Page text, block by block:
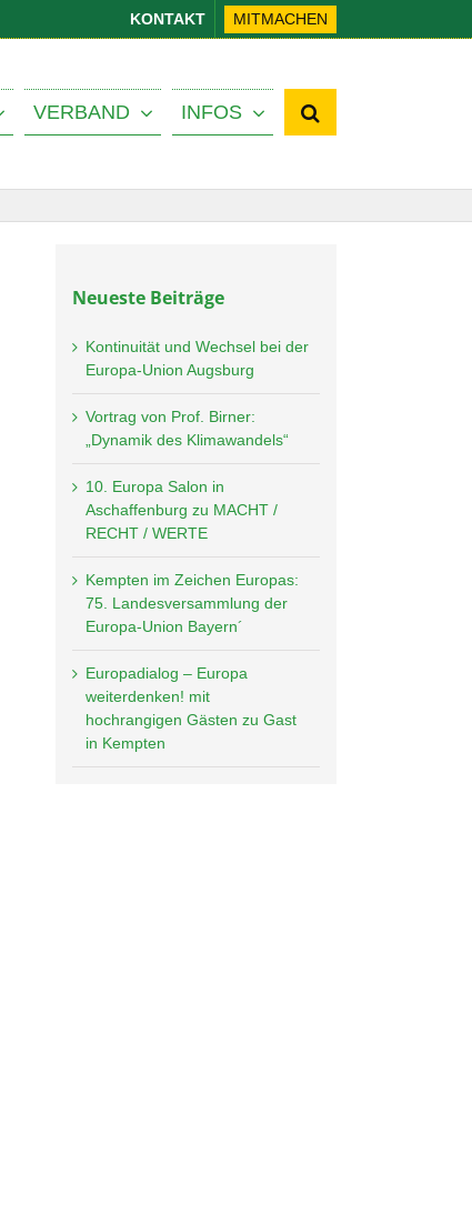
KONTAKT MITMACHEN
VERBAND INFOS
Neueste Beiträge
Kontinuität und Wechsel bei der
Europa-Union Augsburg
Vortrag von Prof. Birner:
„Dynamik des Klimawandels“
10. Europa Salon in
Aschaffenburg zu MACHT /
RECHT / WERTE
Kempten im Zeichen Europas:
75. Landesversammlung der
Europa-Union Bayern´
Europadialog – Europa
weiterdenken! mit
hochrangigen Gästen zu Gast
in Kempten